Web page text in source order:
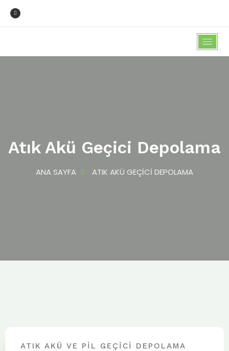
Atık Akü Geçici Depolama
ANA SAYFA ATIK AKÜ GEÇICI DEPOLAMA
ATIK AKÜ VE PİL GEÇİCİ DEPOLAMA